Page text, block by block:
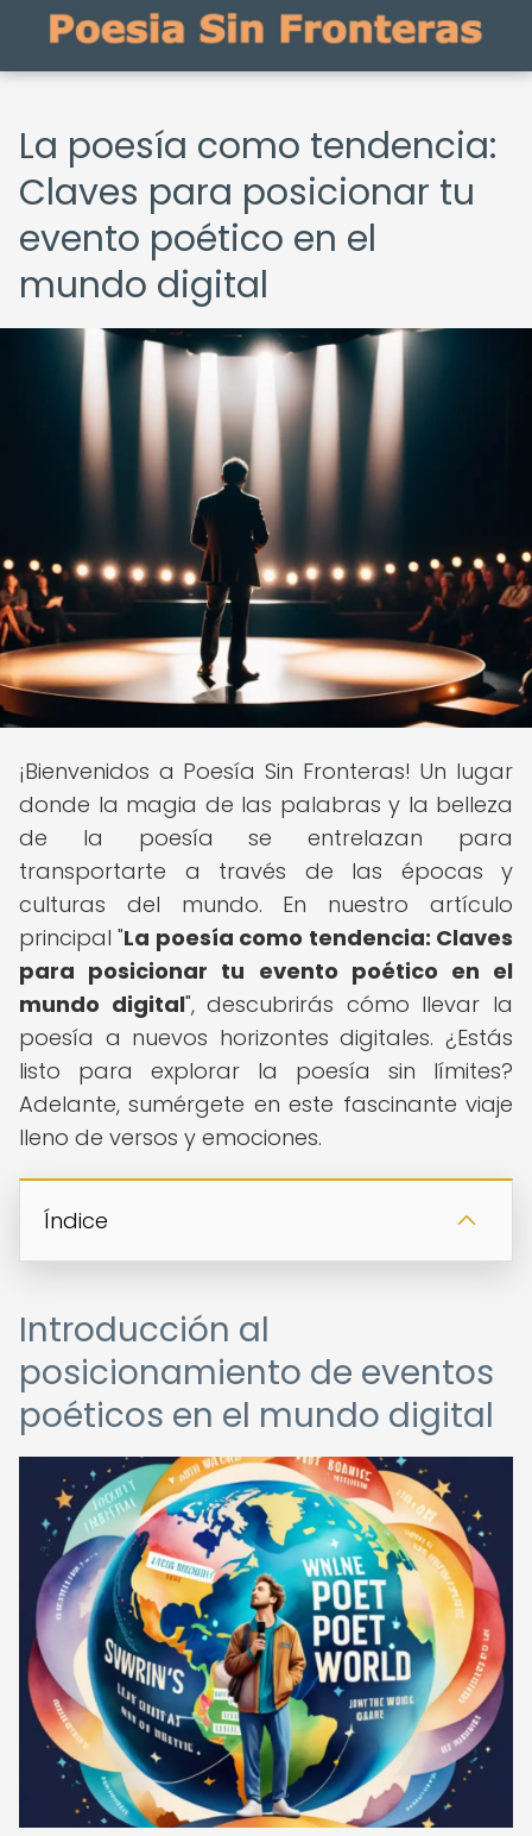
La poesía como tendencia:
Claves para posicionar tu
evento poético en el
mundo digital
¡Bienvenidos a Poesía Sin Fronteras! Un lugar
donde la magia de las palabras y la belleza
de la poesía se entrelazan para
transportarte a través de las épocas y
culturas del mundo. En nuestro artículo
principal "La poesía como tendencia: Claves
para posicionar tu evento poético en el
mundo digital", descubrirás cómo llevar la
poesía a nuevos horizontes digitales. ¿Estás
listo para explorar la poesía sin límites?
Adelante, sumérgete en este fascinante viaje
lleno de versos y emociones.
Índice
Introducción al
posicionamiento de eventos
poéticos en el mundo digital